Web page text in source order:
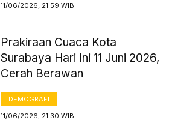
11/06/2026, 21:59 WIB
Prakiraan Cuaca Kota
Surabaya Hari Ini 11 Juni 2026,
Cerah Berawan
DEMOGRAFI
11/06/2026, 21:30 WIB